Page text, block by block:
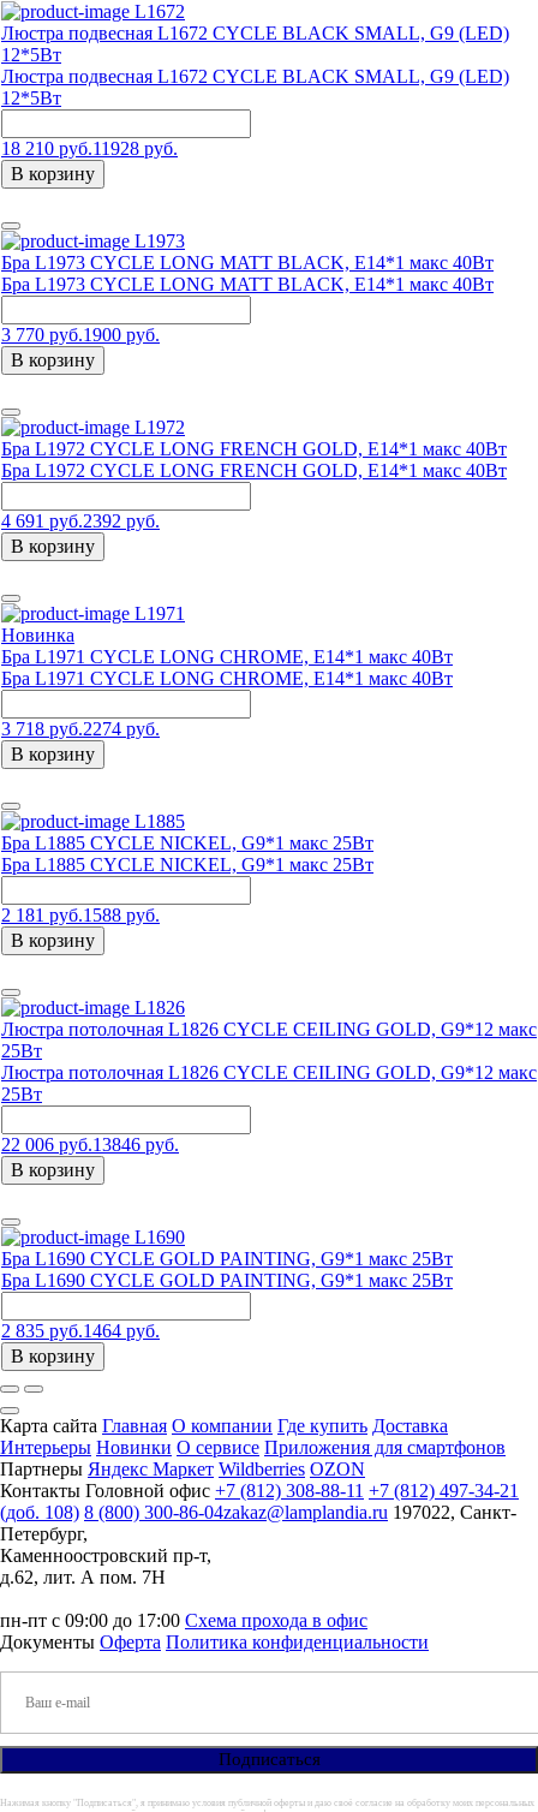
L1672
Люстра подвесная L1672 CYCLE BLACK SMALL, G9 (LED)
12*5Вт
Люстра подвесная L1672 CYCLE BLACK SMALL, G9 (LED)
12*5Вт
18 210 руб.11928 руб.
В корзину
L1973
Бра L1973 CYCLE LONG MATT BLACK, E14*1 макс 40Вт
Бра L1973 CYCLE LONG MATT BLACK, E14*1 макс 40Вт
3 770 руб.1900 руб.
В корзину
L1972
Бра L1972 CYCLE LONG FRENCH GOLD, E14*1 макс 40Вт
Бра L1972 CYCLE LONG FRENCH GOLD, E14*1 макс 40Вт
4 691 руб.2392 руб.
В корзину
L1971
Новинка
Бра L1971 CYCLE LONG CHROME, E14*1 макс 40Вт
Бра L1971 CYCLE LONG CHROME, E14*1 макс 40Вт
3 718 руб.2274 руб.
В корзину
L1885
Бра L1885 CYCLE NICKEL, G9*1 макс 25Вт
Бра L1885 CYCLE NICKEL, G9*1 макс 25Вт
2 181 руб.1588 руб.
В корзину
L1826
Люстра потолочная L1826 CYCLE CEILING GOLD, G9*12 макс
25Вт
Люстра потолочная L1826 CYCLE CEILING GOLD, G9*12 макс
25Вт
22 006 руб.13846 руб.
В корзину
L1690
Бра L1690 CYCLE GOLD PAINTING, G9*1 макс 25Вт
Бра L1690 CYCLE GOLD PAINTING, G9*1 макс 25Вт
2 835 руб.1464 руб.
В корзину
Карта сайта Главная О компании Где купить Доставка
Интерьеры Новинки О сервисе Приложения для смартфонов
Партнеры Яндекс Маркет Wildberries OZON
Контакты Головной офис +7 (812) 308-88-11 +7 (812) 497-34-21
(доб. 108) 8 (800) 300-86-04zakaz@lamplandia.ru 197022, Санкт-
Петербург,
Каменноостровский пр-т,
д.62, лит. А пом. 7Н
пн-пт с 09:00 до 17:00 Схема прохода в офис
Документы Оферта Политика конфиденциальности
Нажимая кнопку "Подписаться", я принимаю условия публичной оферты и даю своё согласие на обработку моих персональных